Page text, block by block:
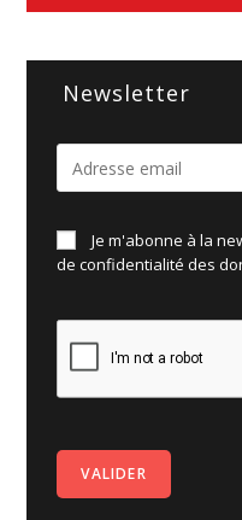
Newsletter
Je m'abonne à la
deconfidentialité des